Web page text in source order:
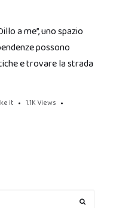
a me”, uno spazio
possono
e trovare la strada
it 1.1K Views